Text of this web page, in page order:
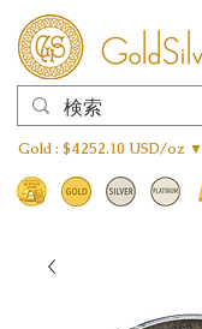
Gold : $4252.10 USD/oz ▼